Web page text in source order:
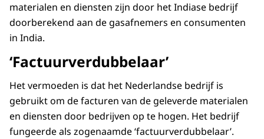
materialen en diensten zijn door het Indiase bedrijf
doorberekend aan de gasafnemers en consumenten
in India.
‘Factuurverdubbelaar’
Het vermoeden is dat het Nederlandse bedrijf is
gebruikt om de facturen van de geleverde materialen
en diensten door bedrijven op te hogen. Het bedrijf
fungeerde als zogenaamde ‘factuurverdubbelaar’.